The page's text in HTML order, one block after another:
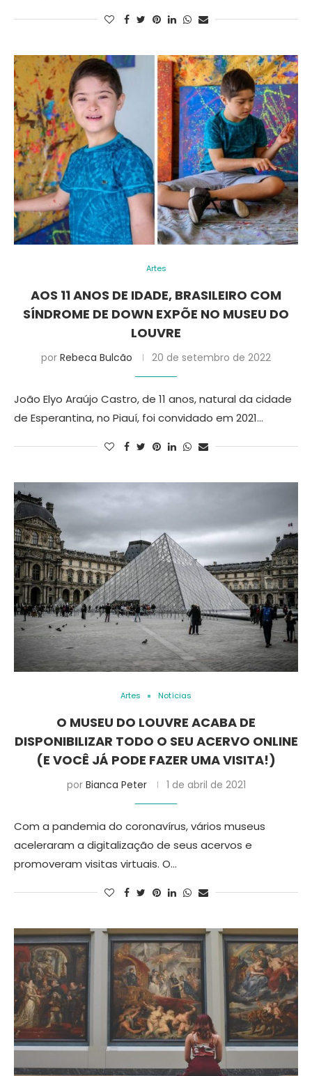
Artes
AOS 11 ANOS DE IDADE, BRASILEIRO COM
SÍNDROME DE DOWN EXPÕE NO MUSEU DO
LOUVRE
por Rebeca Bulcão 20 de setembro de 2022
João Elyo Araújo Castro, de 11 anos, natural da cidade
de Esperantina, no Piauí, foi convidado em 2021…
Artes Notícias
O MUSEU DO LOUVRE ACABA DE
DISPONIBILIZAR TODO O SEU ACERVO ONLINE
(E VOCÊ JÁ PODE FAZER UMA VISITA!)
por Bianca Peter 1 de abril de 2021
Com a pandemia do coronavírus, vários museus
aceleraram a digitalização de seus acervos e
promoveram visitas virtuais. O…